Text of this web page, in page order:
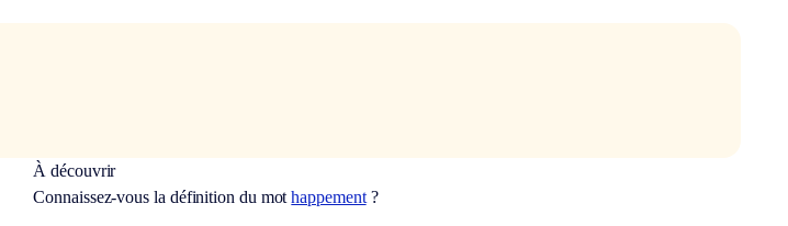
À découvrir
Connaissez-vous la définition du mothappement?